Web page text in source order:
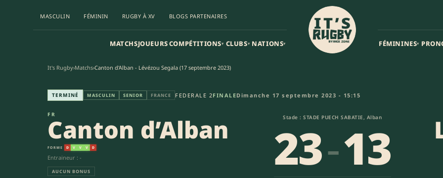
MASCULIN FÉMININ RUGBY À XV BLOGS PARTENAIRES
MATCHSJOUEURSCOMPÉTITIONS▾ CLUBS▾ NATIONS▾ FÉMININES▾
It's Rugby›Matchs›Canton d'Alban - Lévézou Segala (17 septembre 2023)
Canton d’Alban - Lévézou Segala (23-13) | Federale 2
TERMINÉ MASCULIN SENIOR FRANCE FEDERALE 2FINALEDimanche 17 septembre 2023 - 15:15
FR
Canton d’Alban
FORME D V V V D
Entraineur : -
AUCUN BONUS
Stade : STADE PUECH SABATIE, Alban
23-13